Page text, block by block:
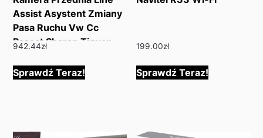
Assist Asystent Zmiany
Pasa Ruchu Vw Cc
Passat Sharan Tiguan
Seat Alhambra
942.44zł
Sprawdź Teraz!
199.00zł
Sprawdź Teraz!